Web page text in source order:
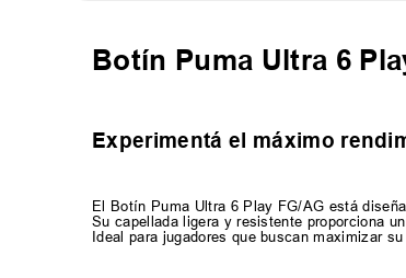
Botín Puma Ultra 6
Experimentá el máximo
El Botín Puma Ultra 6 Play FG/AG está
Su capellada ligera y resistente proporciona
Ideal para jugadores que buscan maximizar